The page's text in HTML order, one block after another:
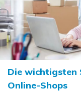
Die
Online-Shops